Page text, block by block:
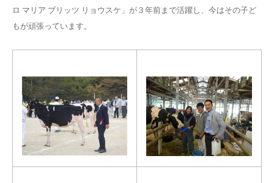
ロ マリア ブリッツ リョウスケ」が３年前まで活躍し、今はその子ど
もが頑張っています。